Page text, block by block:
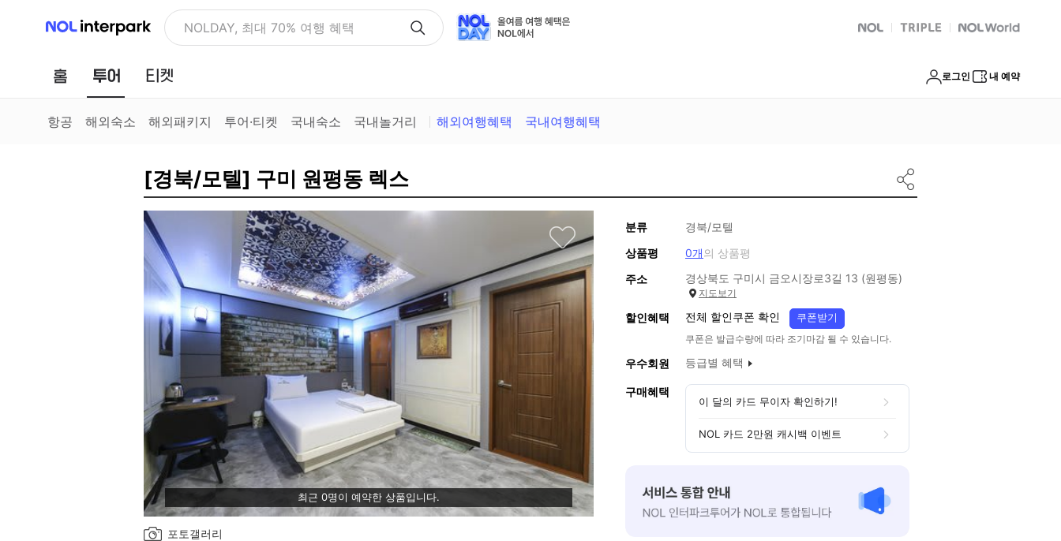
NOL 인터파크 NOLDAY, 최대 70% 여행 혜택 NOL 트리플 Global Interpark
홈 투어 로그인 내 예약
항공 해외숙소 해외패키지 투어·티켓 국내숙소 국내놀거리 해외여행혜택 국내여행혜택
[경북/모텔] 구미 원평동 렉스
최근 0명이 예약한 상품입니다.
포토갤러리
분류
경북/모텔
상품평
0개의 상품평
주소
경상북도 구미시 금오시장로3길 13 (원평동)
지도보기
할인혜택 전체 할인쿠폰 확인 쿠폰받기
쿠폰은 발급수량에 따라 조기마감 될 수 있습니다.
우수회원 등급별 혜택
구매혜택
이 달의 카드 무이자 확인하기!
NOL 카드 2만원 캐시백 이벤트